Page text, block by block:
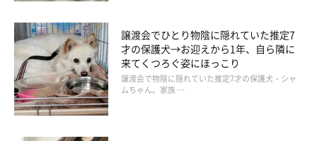
譲渡会でひとり物陰に隠れていた推定7
才の保護犬→お迎えから1年、自ら隣に
来てくつろぐ姿にほっこり
譲渡会で物陰に隠れていた推定7才の保護犬・シャ
ムちゃん。家族 …